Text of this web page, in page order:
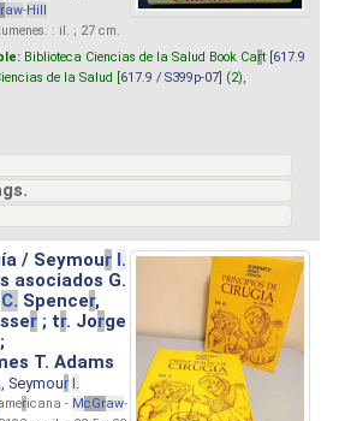
raw-Hill
: il. ; 27 cm.
Biblioteca Ciencias de la Salud Book Cart [ 617.9
de la Salud [ 617.9 / S399p-07 ] (2),
/ Seymour I.
asociados G.
C. Spencer,
r ; tr. Jorge
T. Adams
Seymour I.
ricana - McGraw-